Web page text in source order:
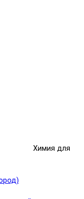
Химия для